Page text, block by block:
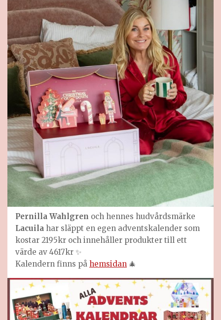
Pernilla Wahlgren och hennes hudvårdsmärke
Lacuila har släppt en egen adventskalender som
kostar 2195kr och innehåller produkter till ett
värde av 4617kr ✨
Kalendern finns på hemsidan 🎄